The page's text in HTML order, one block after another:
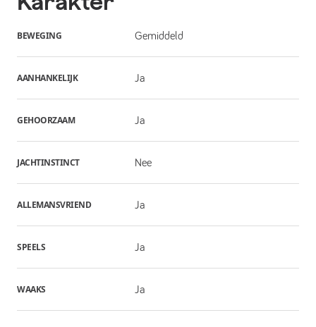
BEWEGING Gemiddeld
AANHANKELIJK Ja
GEHOORZAAM Ja
JACHTINSTINCT Nee
ALLEMANSVRIEND Ja
SPEELS Ja
WAAKS Ja